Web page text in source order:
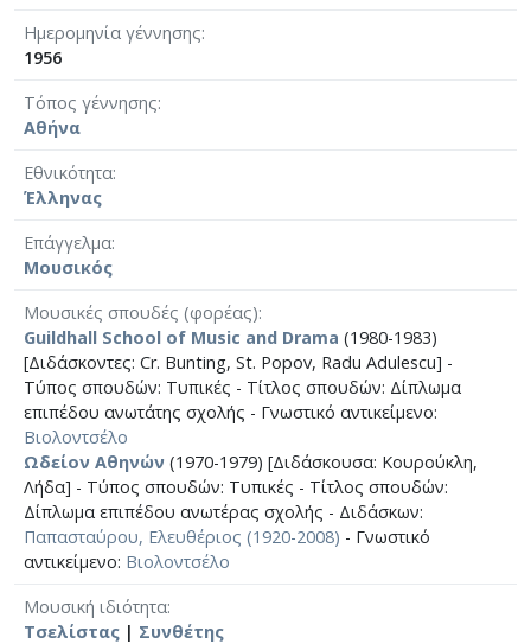
Ημερομηνία γέννησης
1956
Τόπος γέννησης
Αθήνα
Εθνικότητα
Έλληνας
Επάγγελμα
Μουσικός
Μουσικές σπουδές (φορέας)
Guildhall School of Music and Drama (1980-1983)
[Διδάσκοντες: Cr. Bunting, St. Popov, Radu Adulescu] -
Τύπος σπουδών: Τυπικές - Τίτλος σπουδών: Δίπλωμα
επιπέδου ανωτάτης σχολής - Γνωστικό αντικείμενο:
Βιολοντσέλο
Ωδείον Αθηνών (1970-1979) [Διδάσκουσα: Κουρούκλη,
Λήδα] - Τύπος σπουδών: Τυπικές - Τίτλος σπουδών:
Δίπλωμα επιπέδου ανωτέρας σχολής - Διδάσκων:
Παπασταύρου, Ελευθέριος (1920-2008) - Γνωστικό
αντικείμενο: Βιολοντσέλο
Μουσική ιδιότητα
Τσελίστας | Συνθέτης